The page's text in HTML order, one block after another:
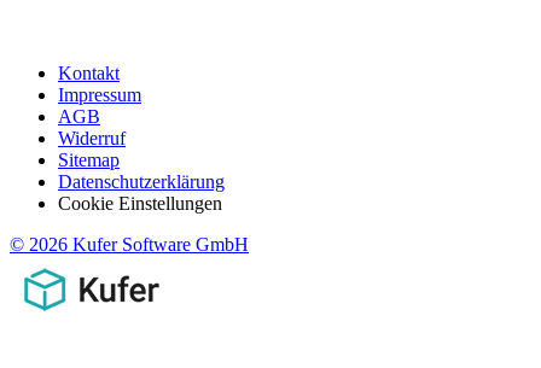
Kontakt
Impressum
AGB
Widerruf
Sitemap
Datenschutzerklärung
Cookie Einstellungen
© 2026 Kufer Software GmbH